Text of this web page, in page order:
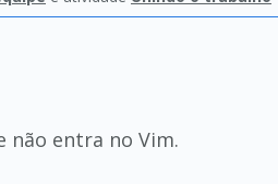
não entra no Vim.